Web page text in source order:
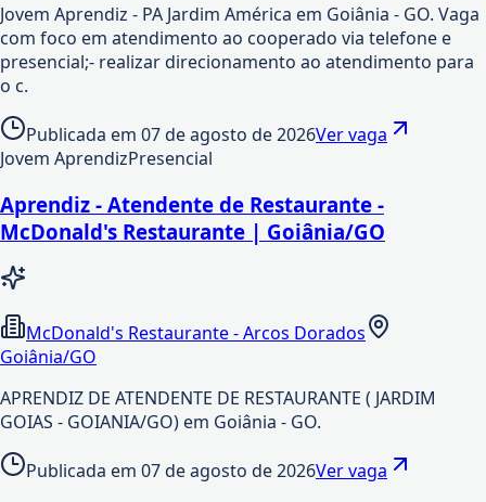
Jovem Aprendiz - PA Jardim América em Goiânia - GO. Vaga
com foco em atendimento ao cooperado via telefone e
presencial;- realizar direcionamento ao atendimento para
o c.
Publicada em 07 de agosto de 2026Ver vaga
Jovem AprendizPresencial
Aprendiz - Atendente de Restaurante -
McDonald's Restaurante | Goiânia/GO
McDonald's Restaurante - Arcos Dorados
Goiânia/GO
APRENDIZ DE ATENDENTE DE RESTAURANTE ( JARDIM
GOIAS - GOIANIA/GO) em Goiânia - GO.
Publicada em 07 de agosto de 2026Ver vaga